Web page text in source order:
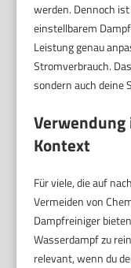
werden. Dennoch
einstellbarem
Leistung genau
Stromverbrauch.
sondern auch deine
Kontext
Für viele, die auf
Vermeiden von
Dampfreiniger
Wasserdampf zu
relevant, wenn du